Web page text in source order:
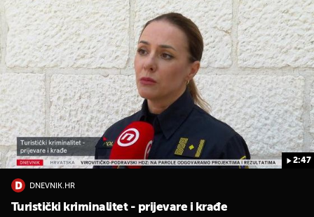
2:47
DNEVNIK.HR
Turistički kriminalitet - prijevare i krađe
UKLJUČITE NOTIFIKACIJE